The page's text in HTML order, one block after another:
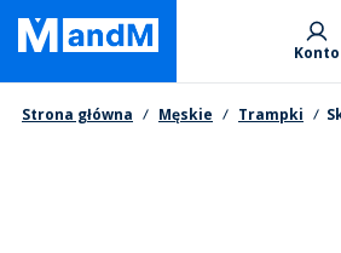
Skip
main
content
Primary departments
Konto
Nawigacja
Strona główna Męskie Trampki